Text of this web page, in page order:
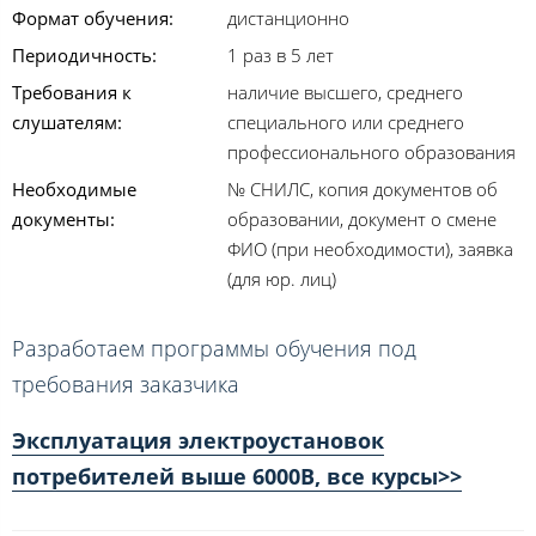
Формат обучения:
дистанционно
Периодичность:
1 раз в 5 лет
Требования к
слушателям:
наличие высшего, среднего
специального или среднего
профессионального образования
Необходимые
документы:
№ СНИЛС, копия документов об
образовании, документ о смене
ФИО (при необходимости), заявка
(для юр. лиц)
Разработаем программы обучения под
требования заказчика
Эксплуатация электроустановок
потребителей выше 6000В, все курсы>>